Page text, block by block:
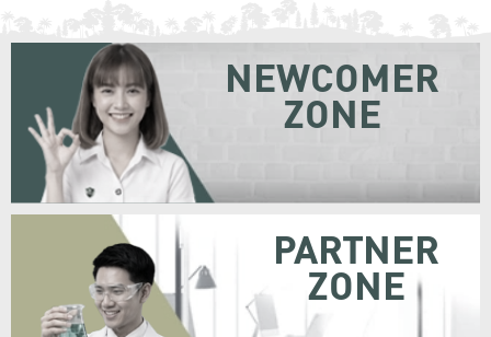
NEWCOMER
ZONE
PARTNER
ZONE